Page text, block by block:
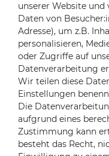
Impressum
Kontakt
Über uns
Mein Konto
Login
Registrieren
Versandpartner
unserer Website und
Daten von
Adresse), um z.B.
personalisieren,
oder Zugriffe auf
Datenverarbeitung
Wir teilen diese
Einstellungen
Die
aufgrund eines
Zustimmung kann
besteht das Recht,